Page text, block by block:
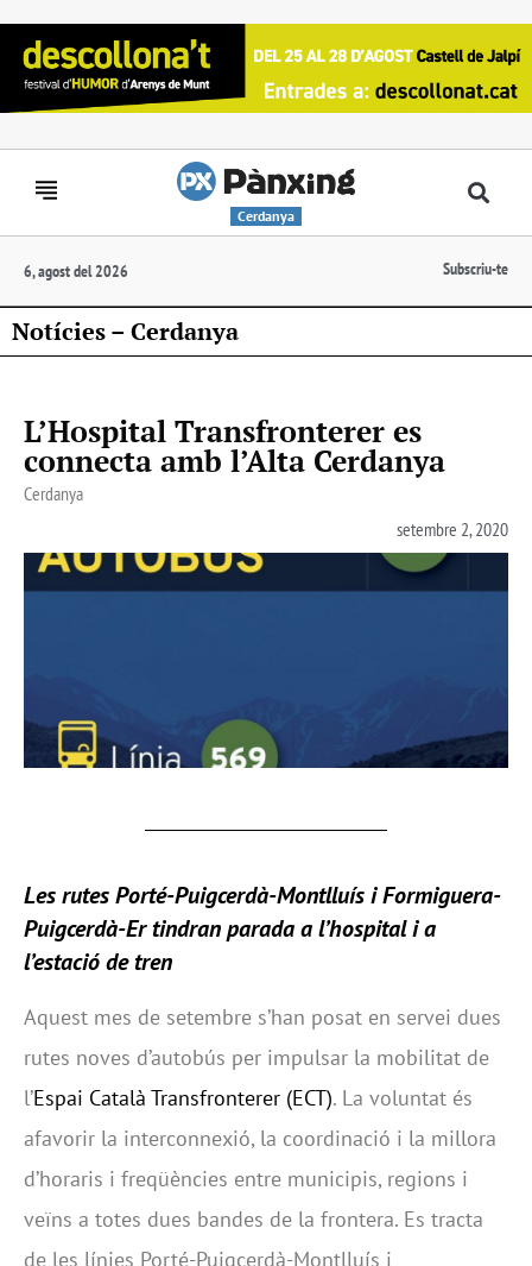
Cerdanya
6, agost del 2026 Subscriu-te
Notícies – Cerdanya
L’Hospital Transfronterer es
connecta amb l’Alta Cerdanya
Cerdanya
setembre 2, 2020
Les rutes Porté-Puigcerdà-Montlluís i Formiguera-
Puigcerdà-Er tindran parada a l’hospital i a
l’estació de tren
Aquest mes de setembre s’han posat en servei dues
rutes noves d’autobús per impulsar la mobilitat de
l’Espai Català Transfronterer (ECT). La voluntat és
afavorir la interconnexió, la coordinació i la millora
d’horaris i freqüències entre municipis, regions i
veïns a totes dues bandes de la frontera. Es tracta
de les línies Porté-Puigcerdà-Montlluís i